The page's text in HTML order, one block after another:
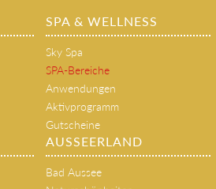
SPA & WELLNESS
Sky Spa
SPA-Bereiche
Anwendungen
Aktivprogramm
Gutscheine
AUSSEERLAND